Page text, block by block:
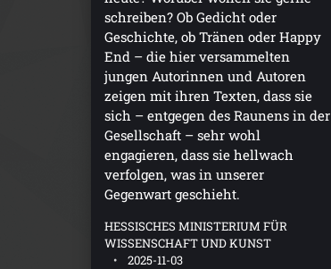
schreiben? Ob Gedicht oder
Geschichte, ob Tränen oder Happy
End – die hier versammelten
jungen Autorinnen und Autoren
zeigen mit ihren Texten, dass sie
sich – entgegen des Raunens in der
Gesellschaft – sehr wohl
engagieren, dass sie hellwach
verfolgen, was in unserer
Gegenwart geschieht.
HESSISCHES MINISTERIUM FÜR
WISSENSCHAFT UND KUNST
2025-11-03